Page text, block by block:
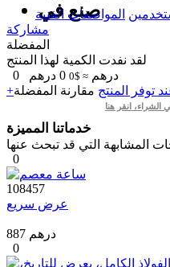
صنع في
المواصفات الفنية
مشاركة
المفضلة
لقد نفدت الكمية لهذا المنتج
0
درهم ≈ $0
0 درهم
توفر المنتج مقارنة المفضلة
الشراء، انقر هنا
خدماتنا المميزة
المشابهة التي قد تبحث عنها
0
108457
عرض سريع
887 درهم
0